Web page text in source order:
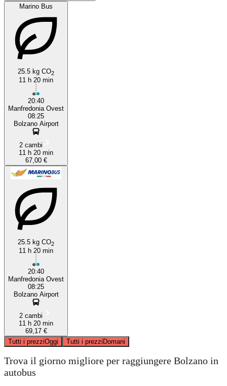
Marino Bus
25.5 kg CO2
11 h 20 min
20:40
Manfredonia Ovest
08:25
Bolzano Airport
2 cambi
11 h 20 min
67,00 €
25.5 kg CO2
11 h 20 min
20:40
Manfredonia Ovest
08:25
Bolzano Airport
2 cambi
11 h 20 min
69,17 €
Tutti i prezziOggi Tutti i prezziDomani
Trova il giorno migliore per raggiungere Bolzano in
autobus